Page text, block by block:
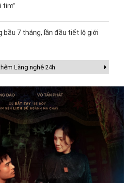
tim”
bầu 7 tháng, lần đầu tiết lộ giới
Làng nghệ 24h